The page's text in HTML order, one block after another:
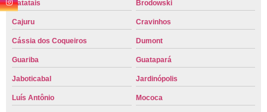
Batatais Brodowski
Cajuru Cravinhos
Cássia dos Coqueiros Dumont
Guariba Guatapará
Jaboticabal Jardinópolis
Luís Antônio Mococa